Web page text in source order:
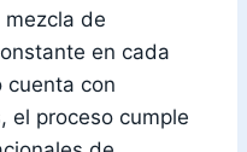
mezcla de
en cada
cuenta con
el proceso cumple